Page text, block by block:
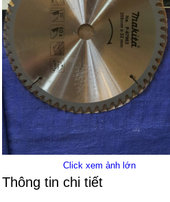
Click xem ảnh lớn
Thông tin chi tiết